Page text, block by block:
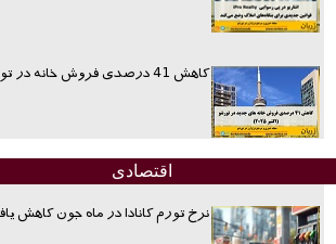
کاهش 41 درصدی فروش خانه در تورنتو
اقتصادی
نرخ تورم کانادا در ماه جون کاهش